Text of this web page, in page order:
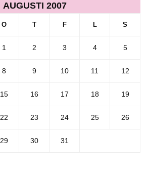
AUGUSTI 2007
O T F L S
1 2 3 4 5
8 9 10 11 12
15 16 17 18 19
22 23 24 25 26
29 30 31